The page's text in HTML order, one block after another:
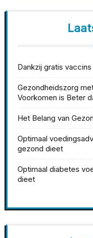
Dankzij gratis
Gezondheidszorg
Voorkomen is Beter
Het Belang van
Optimaal
gezond dieet
Optimaal diabetes
dieet